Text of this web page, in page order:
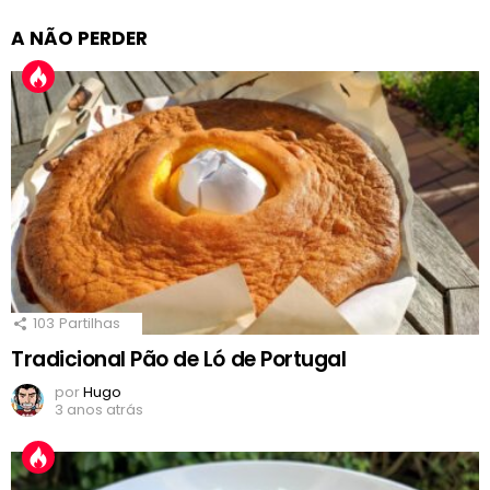
A NÃO PERDER
103 Partilhas
Tradicional Pão de Ló de Portugal
porHugo
3 anos atrás